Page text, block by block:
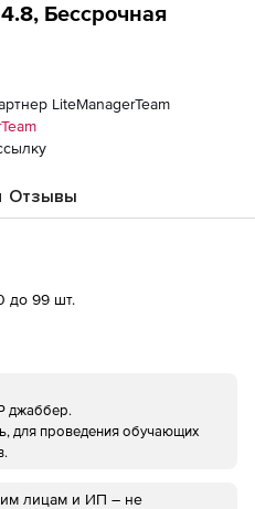
Бессрочная
LiteManagerTeam
Отзывы
до 99 шт.
джаббер.
для проведения обучающих
лицам и ИП – не